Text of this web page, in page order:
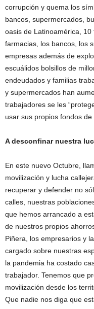
corrupción y quema los
bancos, supermercados,
oasis de Latinoamérica,
farmacias, los bancos, los
empresas además de
escuálidos bolsillos de
endeudados y familias
y supermercados han
trabajadores se les
usar sus propios fondos de
A desconfinar nuestra
En este nuevo Octubre,
movilización y lucha
recuperar y defender no
calles, nuestras
que hemos arrancado a
de nuestros propios
Piñera, los empresarios y
cargado sobre nuestras
la pandemia ha costado
trabajador. Tenemos que
movilización desde los
Que nadie nos diga que